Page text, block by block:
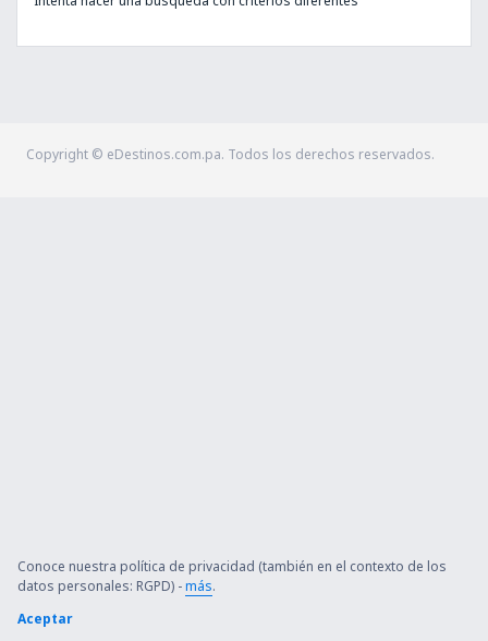
Copyright © eDestinos.com.pa. Todos los derechos reservados.
Conoce nuestra política de privacidad (también en el contexto de los
datos personales: RGPD) -más.
Aceptar